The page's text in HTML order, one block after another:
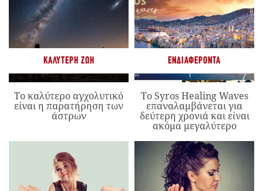
ΚΑΛΎΤΕΡΗ ΖΩΉ
Το καλύτερο αγχολυτικό
είναι η παρατήρηση των
άστρων
ΕΝΔΙΑΦΈΡΟΝΤΑ
Το Syros Healing Waves
επαναλαμβάνεται για
δεύτερη χρονιά και είναι
ακόμα μεγαλύτερο